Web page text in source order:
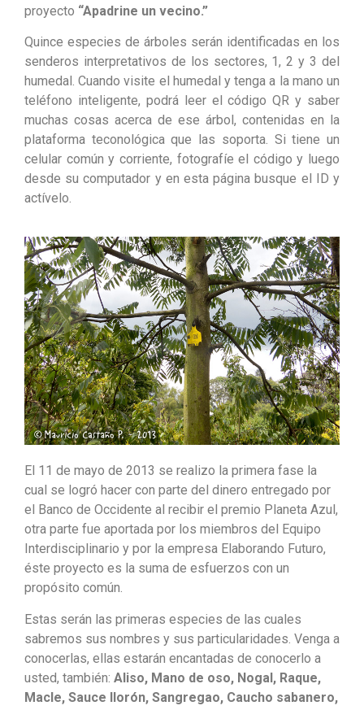
proyecto “Apadrine un vecino.”
Quince especies de árboles serán identificadas en los
senderos interpretativos de los sectores, 1, 2 y 3 del
humedal. Cuando visite el humedal y tenga a la mano un
teléfono inteligente, podrá leer el código QR y saber
muchas cosas acerca de ese árbol, contenidas en la
plataforma teconológica que las soporta. Si tiene un
celular común y corriente, fotografíe el código y luego
desde su computador y en esta página busque el ID y
actívelo.
El 11 de mayo de 2013 se realizo la primera fase la
cual se logró hacer con parte del dinero entregado por
el Banco de Occidente al recibir el premio Planeta Azul,
otra parte fue aportada por los miembros del Equipo
Interdisciplinario y por la empresa Elaborando Futuro,
éste proyecto es la suma de esfuerzos con un
propósito común.
Estas serán las primeras especies de las cuales
sabremos sus nombres y sus particularidades. Venga a
conocerlas, ellas estarán encantadas de conocerlo a
usted, también: Aliso, Mano de oso, Nogal, Raque,
Macle, Sauce llorón, Sangregao, Caucho sabanero,